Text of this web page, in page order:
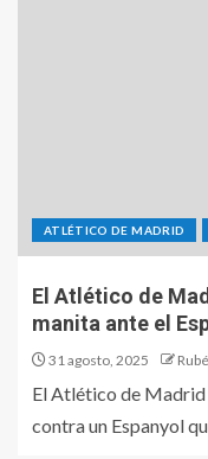
ATLÉTICO DE MADRID
El Atlético de
manita ante el
31 agosto, 2025
El Atlético de
contra un Espanyol